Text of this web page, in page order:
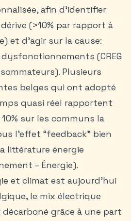
afin d’identifier
(>10% par rapport à
et d’agir sur la cause:
(CREG
Plusieurs
belges qui ont adopté
quasi réel rapportent
sur les communs la
l’effet “feedback” bien
littérature énergie
– Énergie).
et climat est aujourd’hui
le mix électrique
grâce à une part